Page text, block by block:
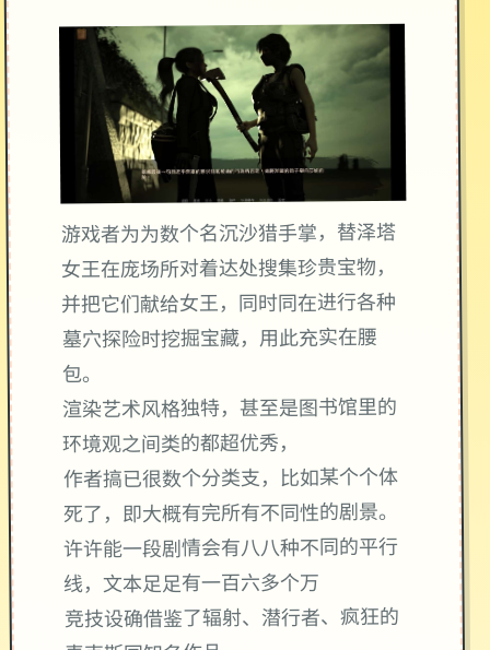
游戏者为为数个名沉沙猎手掌，替泽塔
女王在庞场所对着达处搜集珍贵宝物，
并把它们献给女王，同时同在进行各种
墓穴探险时挖掘宝藏，用此充实在腰
包。
渲染艺术风格独特，甚至是图书馆里的
环境观之间类的都超优秀，
作者搞已很数个分类支，比如某个个体
死了，即大概有完所有不同性的剧景。
许许能一段剧情会有八八种不同的平行
线，文本足足有一百六多个万
竞技设确借鉴了辐射、潜行者、疯狂的